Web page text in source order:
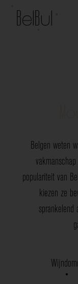
Belgen weten
populariteit van
kiezen ze